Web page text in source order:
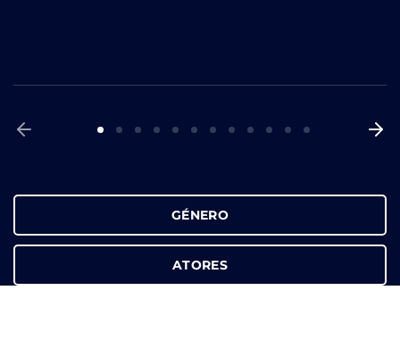
GÉNERO
ATORES